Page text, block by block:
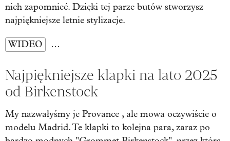
nich zapomnieć. Dzięki tej parze butów stworzysz
najpiękniejsze letnie stylizacje.
WIDEO …
Najpiękniejsze klapki na lato 2025
od Birkenstock
My nazwałyśmy je Provance , ale mowa oczywiście o
modelu Madrid. Te klapki to kolejna para, zaraz po